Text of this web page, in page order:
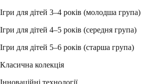
Ігри для дітей 3–4 років (молодша група)
Ігри для дітей 4–5 років (середня група)
Ігри для дітей 5–6 років (старша група)
Класична колекція
Інноваційні технології